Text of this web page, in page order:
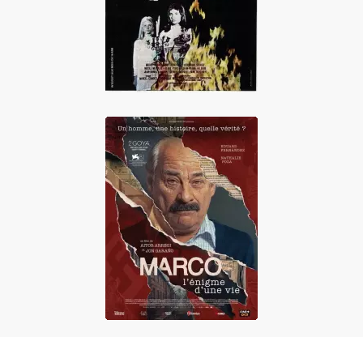
mal
Marco, l'énigme
d'une vie